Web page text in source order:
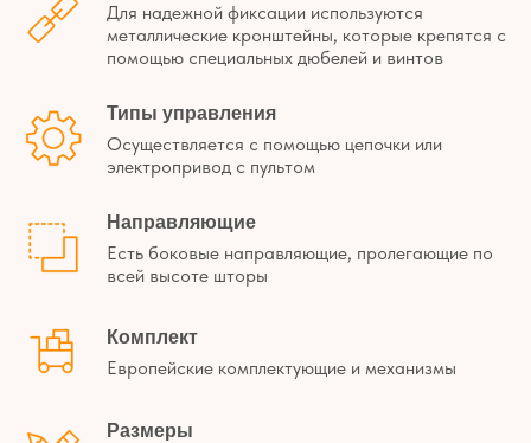
Для надежной фиксации используются
металлические кронштейны, которые крепятся с
помощью специальных дюбелей и винтов
Типы управления
Осуществляется с помощью цепочки или
электропривод с пультом
Направляющие
Есть боковые направляющие, пролегающие по
всей высоте шторы
Комплект
Европейские комплектующие и механизмы
Размеры